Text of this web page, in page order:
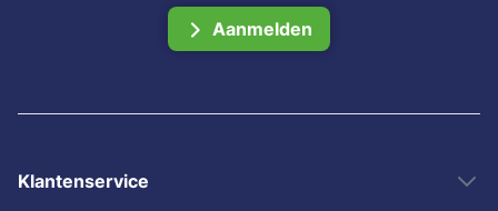
Aanmelden
Klantenservice